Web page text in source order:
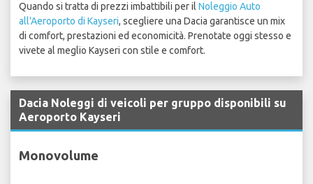
Quando si tratta di prezzi imbattibili per il Noleggio Auto
all'Aeroporto di Kayseri, scegliere una Dacia garantisce un mix
di comfort, prestazioni ed economicità. Prenotate oggi stesso e
vivete al meglio Kayseri con stile e comfort.
Dacia Noleggi di veicoli per gruppo disponibili su
Aeroporto Kayseri
Monovolume